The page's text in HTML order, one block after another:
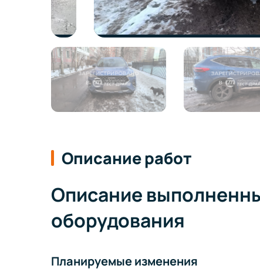
Описание работ
Описание
оборудования
Планируемые изменения